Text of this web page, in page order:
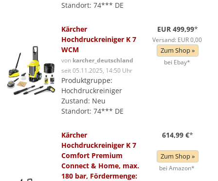
Standort: 74*** DE
Kärcher
Hochdruckreiniger K 7
WCM
von karcher_deutschland
seit 05.11.2025, 14:50 Uhr
Produktgruppe:
Hochdruckreiniger
Zustand: Neu
Standort: 74*** DE
EUR 499,99*
Versand: EUR 0,00
Zum Shop »
bei Ebay*
Kärcher
Hochdruckreiniger K 7
Comfort Premium
Connect & Home, max.
180 bar, Fördermenge:
614,99 €*
Zum Shop »
bei Amazon*